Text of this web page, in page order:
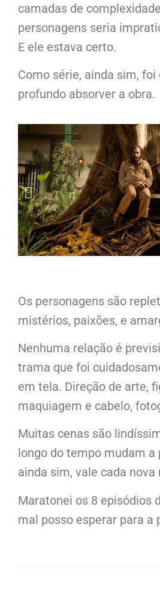
camadas de
personagens seria
E ele estava certo.
Como série, ainda sim, foi
profundo absorver a obra.
Os personagens são
mistérios, paixões, e
Nenhuma relação é
trama que foi
em tela. Direção de arte,
maquiagem e cabelo,
Muitas cenas são
longo do tempo mudam
ainda sim, vale cada nova
Maratonei os 8 episódios
mal posso esperar para a